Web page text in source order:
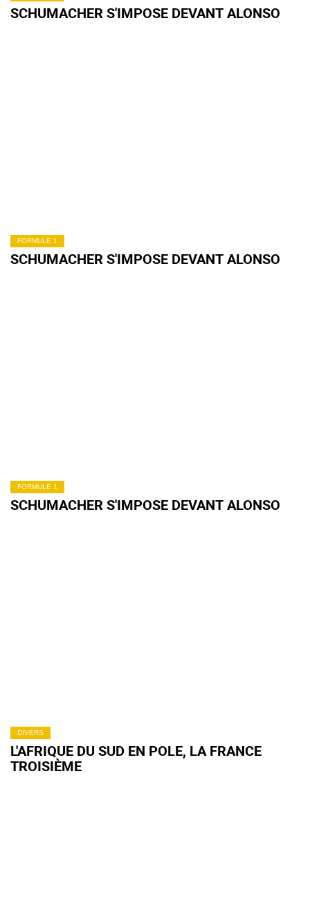
SCHUMACHER S'IMPOSE DEVANT ALONSO
FORMULE 1
SCHUMACHER S'IMPOSE DEVANT ALONSO
FORMULE 1
SCHUMACHER S'IMPOSE DEVANT ALONSO
DIVERS
L'AFRIQUE DU SUD EN POLE, LA FRANCE
TROISIÈME